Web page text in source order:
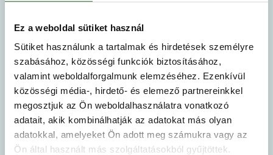
Ez a weboldal sütiket használ
Sütiket használunk a tartalmak és hirdetések személyre
szabásához, közösségi funkciók biztosításához,
valamint weboldalforgalmunk elemzéséhez. Ezenkívül
közösségi média-, hirdető- és elemező partnereinkkel
megosztjuk az Ön weboldalhasználatra vonatkozó
adatait, akik kombinálhatják az adatokat más olyan
adatokkal, amelyeket Ön adott meg számukra vagy az
Ön által használt más szolgáltatásokból gyűjtöttek.
Domokos Viktória
Gyémánt fokozatú Otthonszakértő
+36 70 454 5119
ertekesites@vadviragresidence.hu